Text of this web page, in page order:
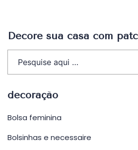
Decore sua casa com
decoração
Bolsa feminina
Bolsinhas e necessaire